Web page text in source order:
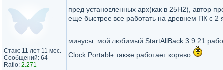
Стаж: 11 лет 11 мес.
Сообщений: 64
Ratio: 2.271
пред установленных apx(как в 25H2), автор
еще быстрее все работать на древнем ПК с
минусы: мой любимый StartAllBack 3.9.21
Clock Portable также работает коряво